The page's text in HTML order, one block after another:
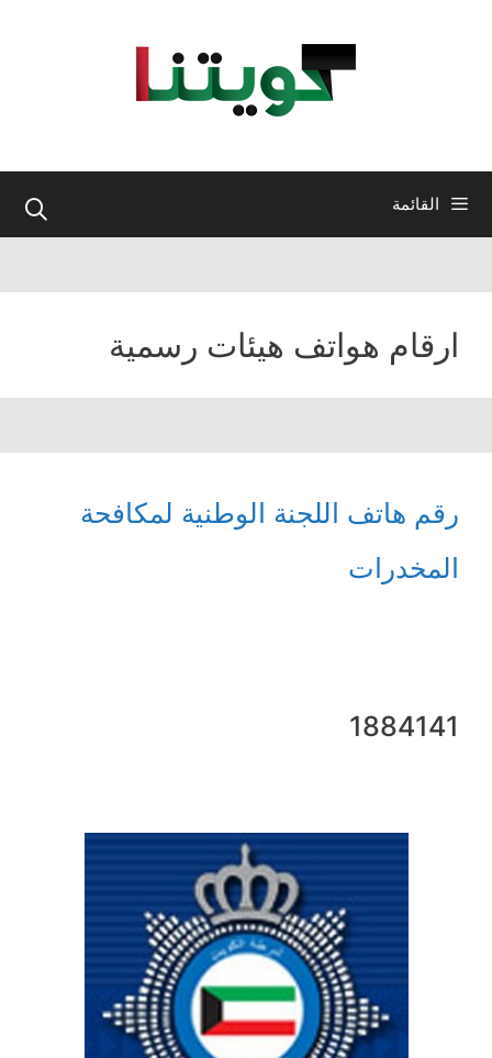
القائمة
ارقام هواتف هيئات رسمية
رقم هاتف اللجنة الوطنية لمكافحة
المخدرات
1884141